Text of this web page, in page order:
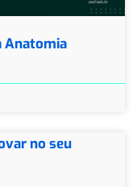
Anatomia
no seu